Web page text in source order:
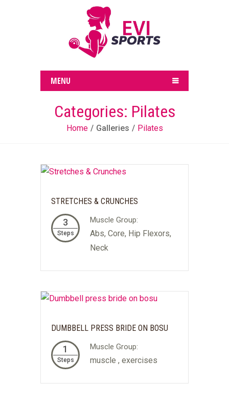
MENU
Categories: Pilates
Home Galleries Pilates
STRETCHES & CRUNCHES
3
Steps
Muscle Group:
Abs, Core, Hip Flexors,
Neck
DUMBBELL PRESS BRIDE ON BOSU
1
Steps
Muscle Group:
muscle , exercises